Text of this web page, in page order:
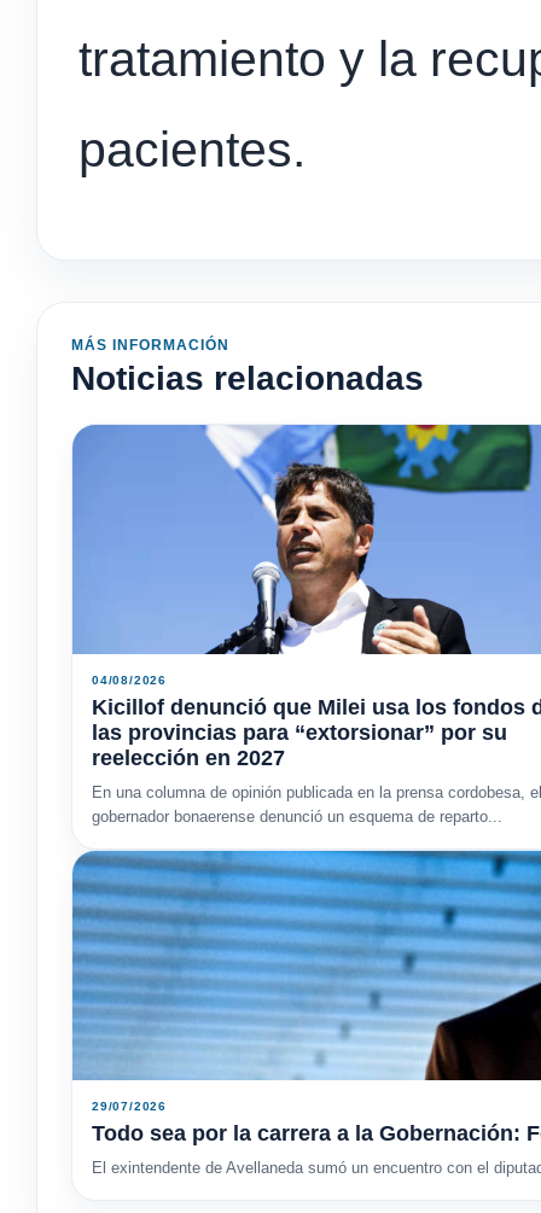
tratamiento y la
pacientes.
MÁS INFORMACIÓN
Noticias relacionadas
04/08/2026
Kicillof denunció que Milei usa los fondos
las provincias para “extorsionar” por su
reelección en 2027
En una columna de opinión publicada en la prensa cordobesa, el
gobernador bonaerense denunció un esquema de reparto...
29/07/2026
Todo sea por la carrera a la Gobernación:
El exintendente de Avellaneda sumó un encuentro con el